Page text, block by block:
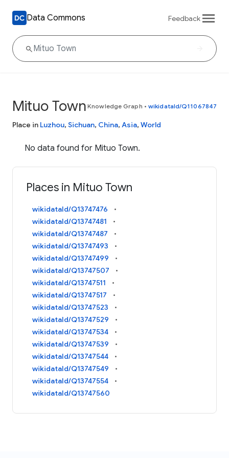
Data Commons Feedback
Mituo Town Knowledge Graph • wikidataId/Q11067847
Place in Luzhou, Sichuan, China, Asia, World
No data found for Mituo Town.
Places in Mituo Town
wikidataId/Q13747476
wikidataId/Q13747481
wikidataId/Q13747487
wikidataId/Q13747493
wikidataId/Q13747499
wikidataId/Q13747507
wikidataId/Q13747511
wikidataId/Q13747517
wikidataId/Q13747523
wikidataId/Q13747529
wikidataId/Q13747534
wikidataId/Q13747539
wikidataId/Q13747544
wikidataId/Q13747549
wikidataId/Q13747554
wikidataId/Q13747560